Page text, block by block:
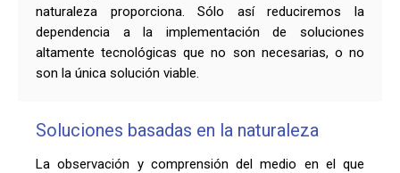
naturaleza proporciona. Sólo así reduciremos la
dependencia a la implementación de soluciones
altamente tecnológicas que no son necesarias, o no
son la única solución viable.
Soluciones basadas en la naturaleza
La observación y comprensión del medio en el que